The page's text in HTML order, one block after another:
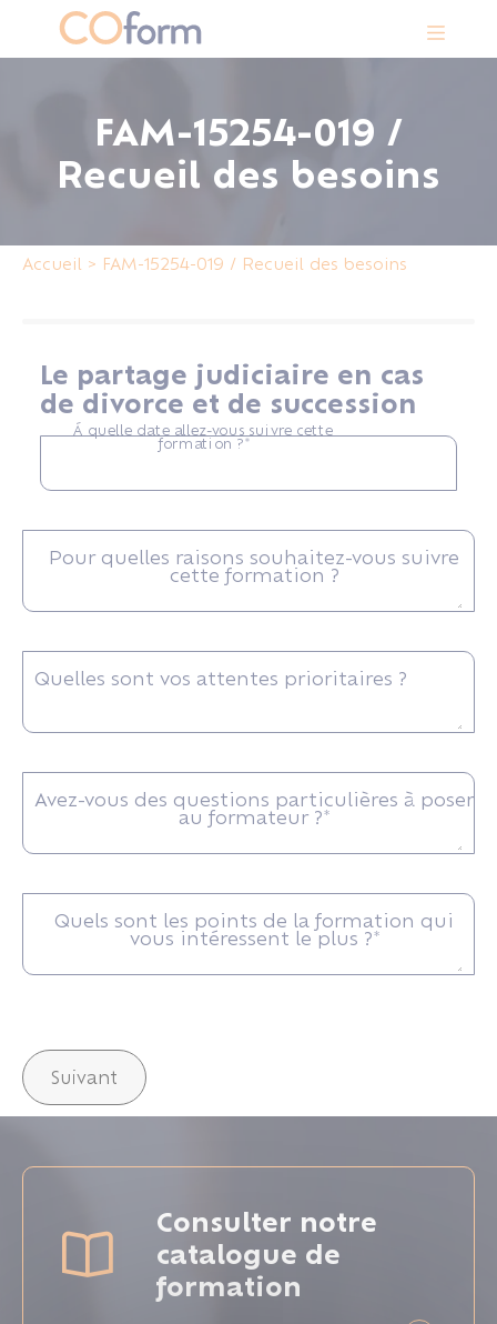
FAM-15254-019 /
Recueil des besoins
Accueil > FAM-15254-019 / Recueil des besoins
Le partage judiciaire en cas
de divorce et de succession
Á quelle date allez-vous suivre cette
formation ?*
Pour quelles raisons souhaitez-vous suivre
cette formation ?
Quelles sont vos attentes prioritaires ?
Avez-vous des questions particulières à poser
au formateur ?*
Quels sont les points de la formation qui
vous intéressent le plus ?*
Suivant
Consulter notre
catalogue de
formation
Panneau de gestion des cookies